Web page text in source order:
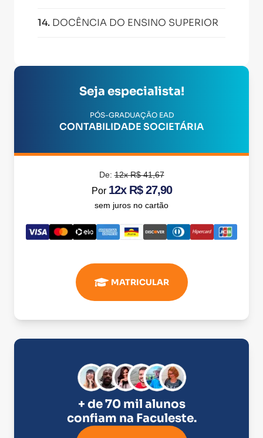
14. DOCÊNCIA DO ENSINO SUPERIOR
Seja especialista!
PÓS-GRADUAÇÃO EAD
CONTABILIDADE SOCIETÁRIA
De:12x R$ 41,67
Por 12x R$ 27,90
sem juros no cartão
MATRICULAR
+ de 70 mil alunos
confiam na Faculeste.